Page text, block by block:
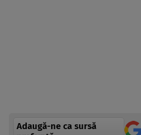
Adaugă-ne ca sursă